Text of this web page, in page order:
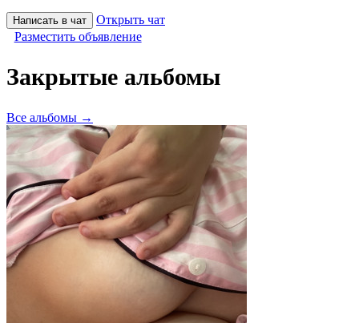
Написать в чат
Открыть чат
Разместить объявление
Закрытые альбомы
Все альбомы →